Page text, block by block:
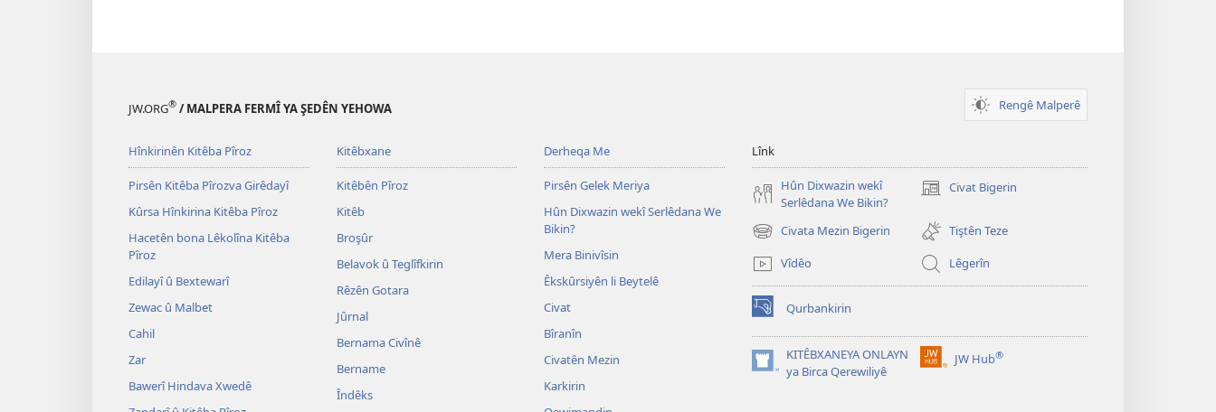
JW.ORG® / MALPERA FERMÎ YA ŞEDÊN YEHOWA Rengê Malperê
Hînkirinên Kitêba Pîroz
Pirsên Kitêba Pîrozva Girêdayî
Kûrsa Hînkirina Kitêba Pîroz
Hacetên bona Lêkolîna Kitêba
Pîroz
Edilayî û Bextewarî
Zewac û Malbet
Cahil
Zar
Bawerî Hindava Xwedê
Kitêbxane
Kitêbên Pîroz
Kitêb
Broşûr
Belavok û Teglîfkirin
Rêzên Gotara
Jûrnal
Bernama Civînê
Bername
Îndêks
Derheqa Me
Pirsên Gelek Meriya
Hûn Dixwazin wekî Serlêdana We
Bikin?
Mera Binivîsin
Êkskûrsiyên li Beytelê
Civat
Bîranîn
Civatên Mezin
Karkirin
Lînk
Hûn Dixwazin wekî
Serlêdana We Bikin?
Civat Bigerin
(opens
window)
Civata Mezin Bigerin
(opens
new
window)
Tiştên Teze
Vîdêo
Lêgerîn
Qurbankirin
(opens
new
window)KITÊBXANEYA ONLAYN
ya Birca Qerewiliyê
(opens
JW Hub®
(opens